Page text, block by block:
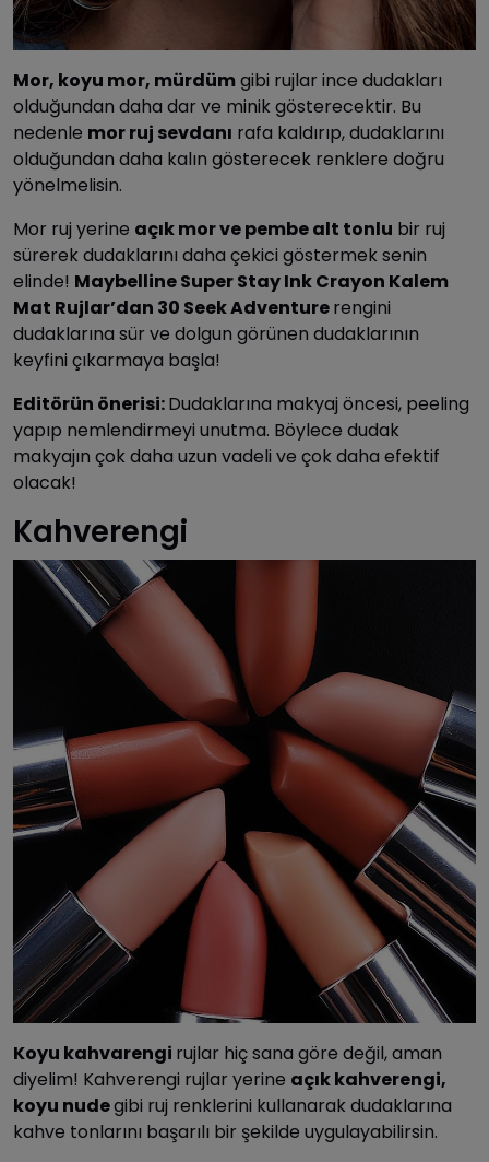
Mor, koyu mor, mürdümgibi rujlar ince dudakları
olduğundan daha dar ve minik gösterecektir. Bu
nedenle mor ruj sevdanı rafa kaldırıp, dudaklarını
olduğundan daha kalın gösterecek renklere doğru
yönelmelisin.
Mor ruj yerine açık mor ve pembe alt tonlu bir ruj
sürerek dudaklarını daha çekici göstermek senin
elinde! Maybelline Super Stay Ink Crayon Kalem
Mat Rujlar’dan 30 Seek Adventurerengini
dudaklarına sür ve dolgun görünen dudaklarının
keyfini çıkarmaya başla!
Editörün önerisi:Dudaklarına makyaj öncesi, peeling
yapıp nemlendirmeyi unutma. Böylece dudak
makyajın çok daha uzun vadeli ve çok daha efektif
olacak!
Kahverengi
Koyu kahvarengi rujlar hiç sana göre değil, aman
diyelim! Kahverengi rujlar yerine açık kahverengi,
koyu nudegibi ruj renklerini kullanarak dudaklarına
kahve tonlarını başarılı bir şekilde uygulayabilirsin.